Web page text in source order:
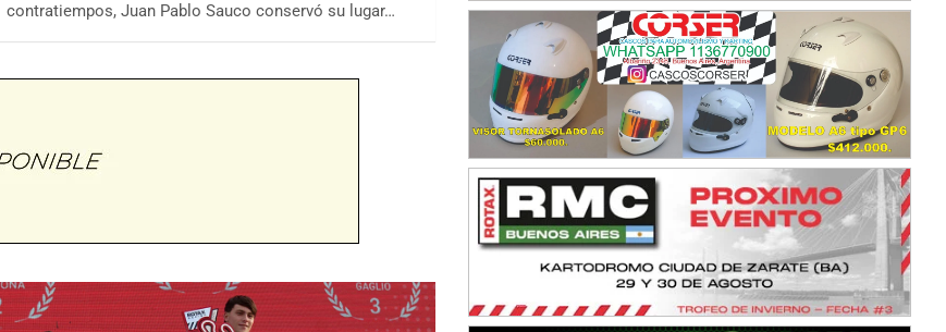
contratiempos, Juan Pablo Sauco conservó su lugar…
NORESTE SANTAFESINO - F6
Ciudad de Avellaneda (Asfalto)
Avellaneda (Santa Fe)
SUR SANTAFESINO - F4
José Samuel Sánchez (Tierra)
Rufino (Santa Fe)
TUCUMANO - F5
Juan Navarro (Asfalto)
El Timbó (Tucumán)